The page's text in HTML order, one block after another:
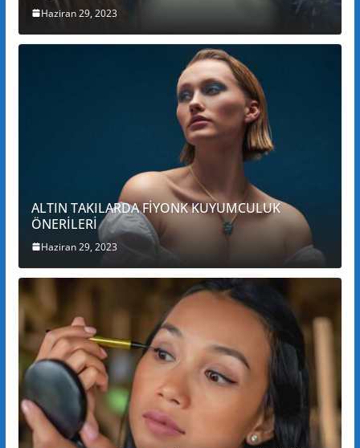
Haziran 29, 2023
ALTIN TAKILARDA FİYONK KUYUMCULUK
ÖNERİLERİ
Haziran 29, 2023